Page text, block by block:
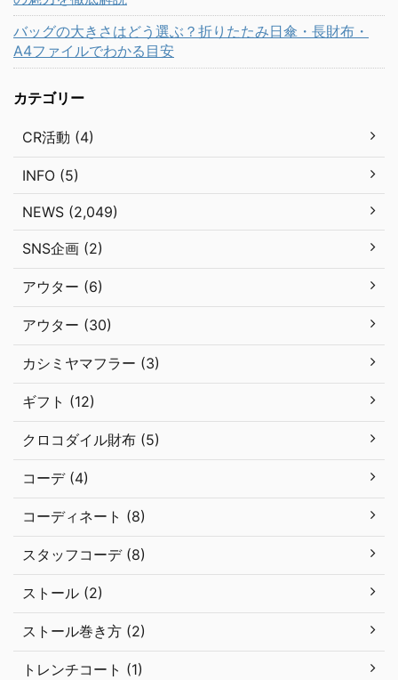
バッグの大きさはどう選ぶ？折りたたみ日傘・長財布・
A4ファイルでわかる目安
カテゴリー
CR活動 (4)
INFO (5)
NEWS (2,049)
SNS企画 (2)
アウター (6)
アウター (30)
カシミヤマフラー (3)
ギフト (12)
クロコダイル財布 (5)
コーデ (4)
コーディネート (8)
スタッフコーデ (8)
ストール (2)
ストール巻き方 (2)
トレンチコート (1)